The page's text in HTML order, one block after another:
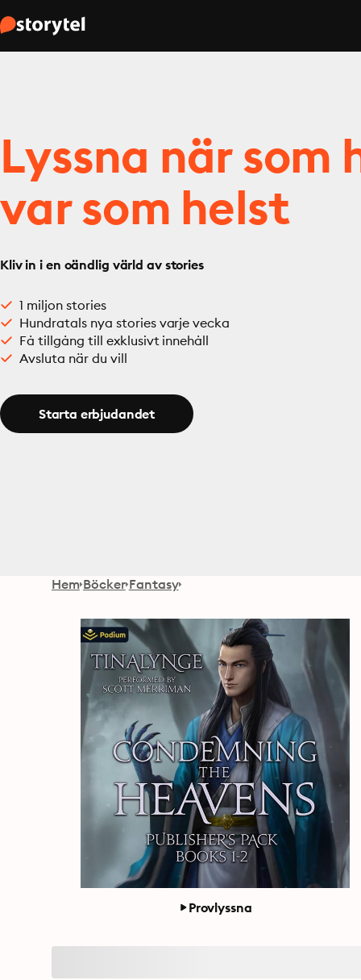
Lyssna när som
var som helst
Kliv in i en oändlig värld av stories
1 miljon stories
Hundratals nya stories varje vecka
Få tillgång till exklusivt innehåll
Avsluta när du vill
Starta erbjudandet
Hem Böcker Fantasy
Provlyssna